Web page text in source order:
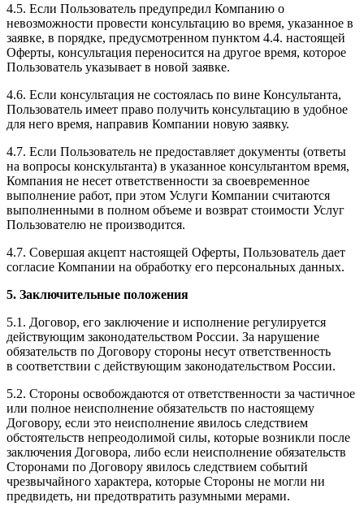
4.5. Если Пользователь предупредил Компанию о
невозможности провести консультацию во время, указанное в
заявке, в порядке, предусмотренном пунктом 4.4. настоящей
Оферты, консультация переносится на другое время, которое
Пользователь указывает в новой заявке.
4.6. Если консультация не состоялась по вине Консультанта,
Пользователь имеет право получить консультацию в удобное
для него время, направив Компании новую заявку.
4.7. Если Пользователь не предоставляет документы (ответы
на вопросы конскультанта) в указанное консультантом время,
Компания не несет ответственности за своевременное
выполнение работ, при этом Услуги Компании считаются
выполненными в полном объеме и возврат стоимости Услуг
Пользователю не производится.
4.7. Совершая акцепт настоящей Оферты, Пользователь дает
согласие Компании на обработку его персональных данных.
5. Заключительные положения
5.1. Договор, его заключение и исполнение регулируется
действующим законодательством России. За нарушение
обязательств по Договору стороны несут ответственность
в соответствии с действующим законодательством России.
5.2. Стороны освобождаются от ответственности за частичное
или полное неисполнение обязательств по настоящему
Договору, если это неисполнение явилось следствием
обстоятельств непреодолимой силы, которые возникли после
заключения Договора, либо если неисполнение обязательств
Сторонами по Договору явилось следствием событий
чрезвычайного характера, которые Стороны не могли ни
предвидеть, ни предотвратить разумными мерами.